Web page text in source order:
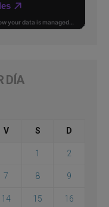
DÍA
V S D
1 2
7 8 9
14 15 16